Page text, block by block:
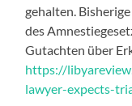
gehalten.
des
Gutachten über
https://
lawyer-expects-